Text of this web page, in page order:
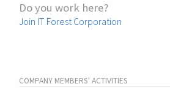
Do you work here?
Join IT Forest Corporation
COMPANY MEMBERS' ACTIVITIES